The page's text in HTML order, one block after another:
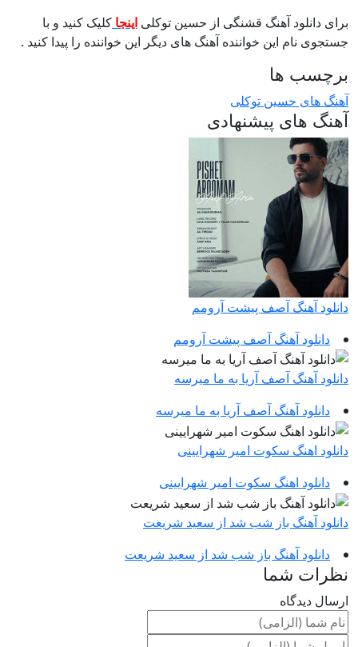
برای دانلود آهنگ قشنگی از حسین توکلی اینجا کلیک کنید و با
جستجوی نام این خواننده آهنگ های دیگر این خواننده را پیدا کنید .
برچسب ها
آهنگ های حسین توکلی
آهنگ های پیشنهادی
دانلود آهنگ آصف پیشت آرومم
دانلود آهنگ آصف پیشت آرومم
دانلود آهنگ آصف آریا به ما میرسه
دانلود آهنگ آصف آریا به ما میرسه
دانلود اهنگ سکوت امیر شهرایینی
دانلود اهنگ سکوت امیر شهرایینی
دانلود آهنگ باز شب شد از سعید شریعت
دانلود آهنگ باز شب شد از سعید شریعت
نظرات شما
ارسال دیدگاه